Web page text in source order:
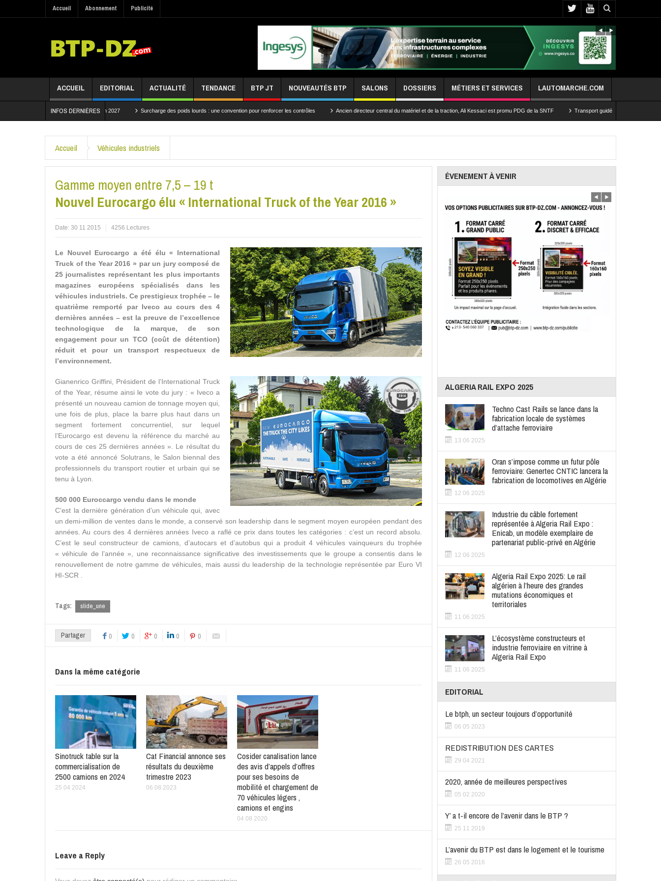
Accueil Abonnement Publicité
ACCUEIL EDITORIAL ACTUALITÉ TENDANCE BTP JT NOUVEAUTÉS BTP SALONS DOSSIERS MÉTIERS ET SERVICES LAUTOMARCHE.COM
INFOS DERNIÈRES
projet structurant attendu en 2027 Surcharge des poids lourds : une convention pour renforcer les contrôles Ancien directeur central du matériel et de la traction, Ali Kessaci est promu PDG de la SNTF Transport guidé de la capitale: les travaux
Accueil Véhicules industriels
Gamme moyen entre 7,5 – 19 t
Nouvel Eurocargo élu « International Truck of the Year 2016 »
Date: 30 11 2015 4256 Lectures
Le Nouvel Eurocargo a été élu « International
Truck of the Year 2016 » par un jury composé de
25 journalistes représentant les plus importants
magazines européens spécialisés dans les
véhicules industriels. Ce prestigieux trophée – le
quatrième remporté par Iveco au cours des 4
dernières années – est la preuve de l’excellence
technologique de la marque, de son
engagement pour un TCO (coût de détention)
réduit et pour un transport respectueux de
l’environnement.
Gianenrico Griffini, Président de l’International Truck
of the Year, résume ainsi le vote du jury : « Iveco a
présenté un nouveau camion de tonnage moyen qui,
une fois de plus, place la barre plus haut dans un
segment fortement concurrentiel, sur lequel
l’Eurocargo est devenu la référence du marché au
cours de ces 25 dernières années ». Le résultat du
vote a été annoncé Solutrans, le Salon biennal des
professionnels du transport routier et urbain qui se
tenu à Lyon.
500 000 Euroccargo vendu dans le monde
C’est la dernière génération d’un véhicule qui, avec
un demi-million de ventes dans le monde, a conservé son leadership dans le segment moyen européen pendant des
années. Au cours des 4 dernières années Iveco a raflé ce prix dans toutes les catégories : c’est un record absolu.
C’est le seul constructeur de camions, d’autocars et d’autobus qui a produit 4 véhicules vainqueurs du trophée
« véhicule de l’année », une reconnaissance significative des investissements que le groupe a consentis dans le
renouvellement de notre gamme de véhicules, mais aussi du leadership de la technologie représentée par Euro VI
HI-SCR .
Tags: slide_une
Partager 0 0 0 0 0
Dans la même catégorie
Sinotruck table sur la
commercialisation de
2500 camions en 2024
25 04 2024
Cat Financial annonce ses
résultats du deuxième
trimestre 2023
06 08 2023
Cosider canalisation lance
des avis d’appels d’offres
pour ses besoins de
mobilité et chargement de
70 véhicules légers ,
camions et engins
04 08 2020
Leave a Reply
ÉVENEMENT À VENIR
ALGERIA RAIL EXPO 2025
Techno Cast Rails se lance dans la
fabrication locale de systèmes
d’attache ferroviaire
13 06 2025
Oran s’impose comme un futur pôle
ferroviaire: Genertec CNTIC lancera la
fabrication de locomotives en Algérie
12 06 2025
Industrie du câble fortement
représentée à Algeria Rail Expo :
Enicab, un modèle exemplaire de
partenariat public-privé en Algérie
12 06 2025
Algeria Rail Expo 2025: Le rail
algérien à l’heure des grandes
mutations économiques et
territoriales
11 06 2025
L’écosystème constructeurs et
industrie ferroviaire en vitrine à
Algeria Rail Expo
11 06 2025
EDITORIAL
Le btph, un secteur toujours d’opportunité
06 05 2023
REDISTRIBUTION DES CARTES
29 04 2021
2020, année de meilleures perspectives
05 02 2020
Y’ a t-il encore de l’avenir dans le BTP ?
25 11 2019
L’avenir du BTP est dans le logement et le tourisme
26 05 2016